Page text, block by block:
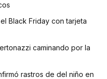
Black Friday con tarjeta
caminando por la
rastros de del niño en